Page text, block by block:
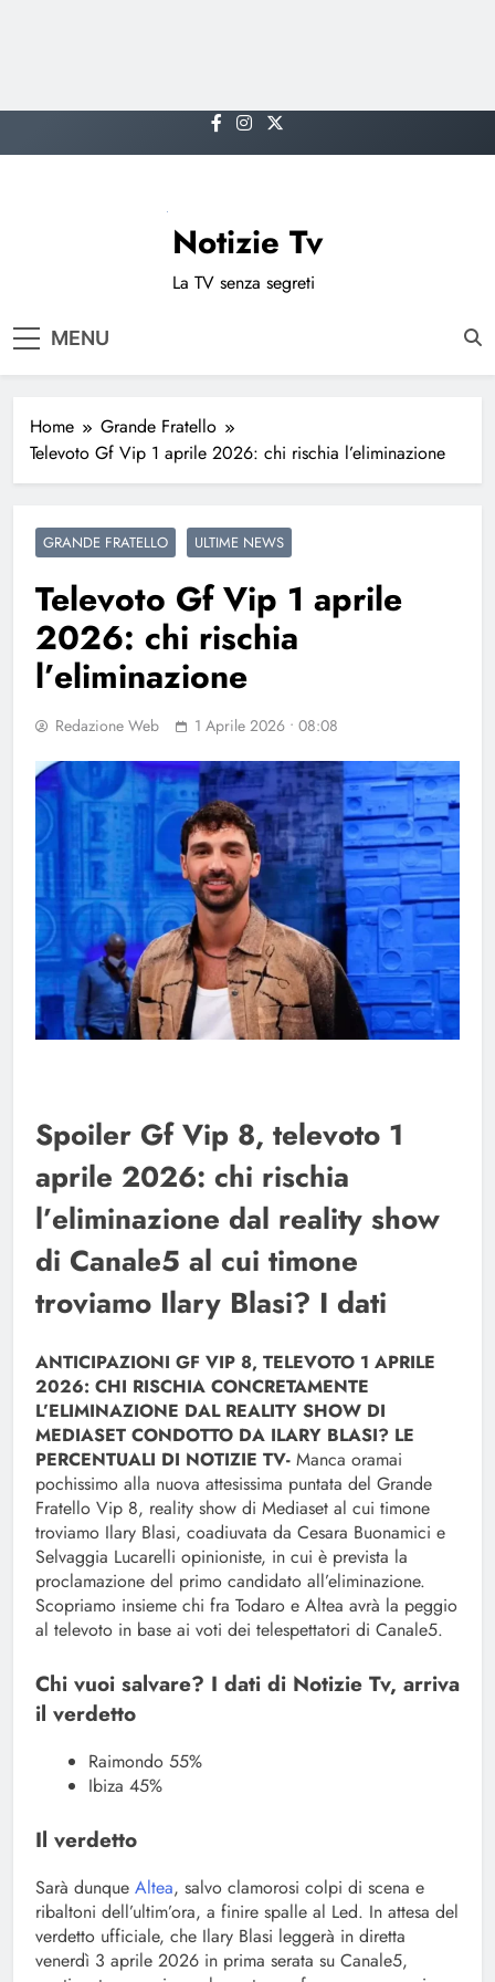
to
Notizie Tv
La TV senza segreti
MENU
Home
Grande Fratello
Televoto Gf Vip 1 aprile 2026: chi rischia l’eliminazione
GRANDE FRATELLO ULTIME NEWS
Televoto Gf Vip 1 aprile
2026: chi rischia
l’eliminazione
Redazione Web 1 Aprile 2026 • 08:08
Spoiler Gf Vip 8, televoto 1
aprile 2026: chi rischia
l’eliminazione dal reality show
di Canale5 al cui timone
troviamo Ilary Blasi? I dati
ANTICIPAZIONI GF VIP 8, TELEVOTO 1 APRILE
2026: CHI RISCHIA CONCRETAMENTE
L’ELIMINAZIONE DAL REALITY SHOW DI
MEDIASET CONDOTTO DA ILARY BLASI? LE
PERCENTUALI DI NOTIZIE TV- Manca oramai
pochissimo alla nuova attesissima puntata del Grande
Fratello Vip 8, reality show di Mediaset al cui timone
troviamo Ilary Blasi, coadiuvata da Cesara Buonamici e
Selvaggia Lucarelli opinioniste, in cui è prevista la
proclamazione del primo candidato all’eliminazione.
Scopriamo insieme chi fra Todaro e Altea avrà la peggio
al televoto in base ai voti dei telespettatori di Canale5.
Chi vuoi salvare? I dati di Notizie Tv, arriva
il verdetto
Raimondo 55%
Ibiza 45%
Il verdetto
Sarà dunque Altea, salvo clamorosi colpi di scena e
ribaltoni dell’ultim’ora, a finire spalle al Led. In attesa del
verdetto ufficiale, che Ilary Blasi leggerà in diretta
venerdì 3 aprile 2026 in prima serata su Canale5,